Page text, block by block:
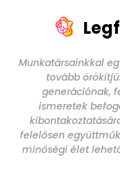
Munkatársainkkal
tovább
generációnak,
ismeretek
felelősen
minőségi élet